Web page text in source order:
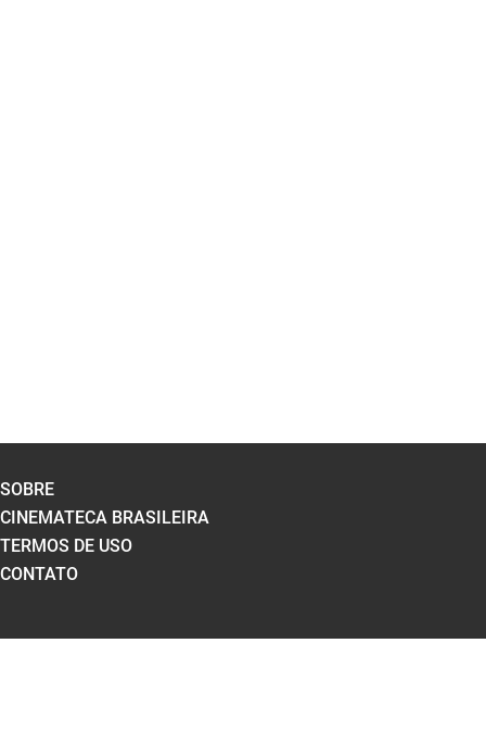
SOBRE
CINEMATECA BRASILEIRA
TERMOS DE USO
CONTATO